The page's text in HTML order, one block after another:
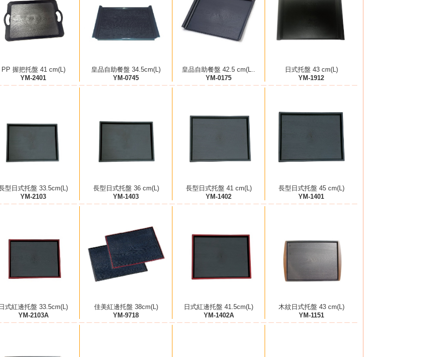
PP 握把托盤 41 cm(L)
YM-2401
皇品自助餐盤 34.5cm(L)
YM-0745
皇品自助餐盤 42.5 cm(L..
YM-0175
日式托盤 43 cm(L)
YM-1912
型日式托盤 33.5cm(L)
YM-2103
長型日式托盤 36 cm(L)
YM-1403
長型日式托盤 41 cm(L)
YM-1402
長型日式托盤 45 cm(L)
YM-1401
式紅邊托盤 33.5cm(L)
YM-2103A
佳美紅邊托盤 38cm(L)
YM-9718
日式紅邊托盤 41.5cm(L)
YM-1402A
木紋日式托盤 43 cm(L)
YM-1151